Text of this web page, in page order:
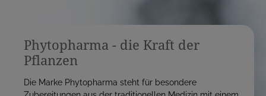
Phytopharma - die Kraft der
Pflanzen
Die Marke Phytopharma steht für besondere